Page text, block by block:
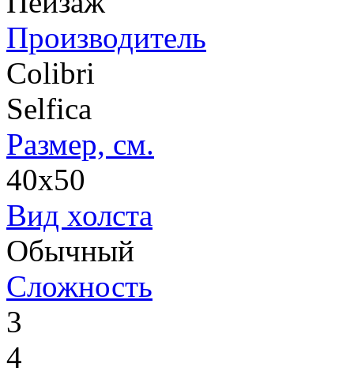
Производитель
Colibri
Selfica
Размер, см.
40х50
Вид холста
Обычный
Сложность
3
4